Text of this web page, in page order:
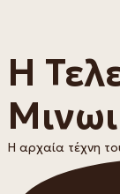
Η
Η αρχαία τέχνη